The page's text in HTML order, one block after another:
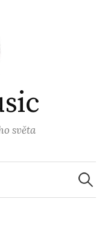
světa